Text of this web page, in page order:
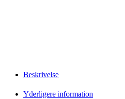
Beskrivelse
Yderligere information